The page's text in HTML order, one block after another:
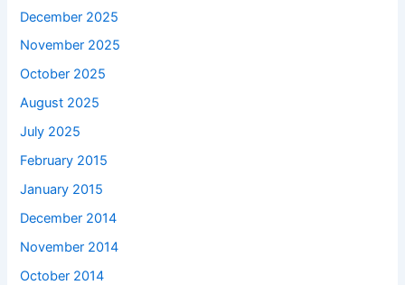
December 2025
November 2025
October 2025
August 2025
July 2025
February 2015
January 2015
December 2014
November 2014
October 2014